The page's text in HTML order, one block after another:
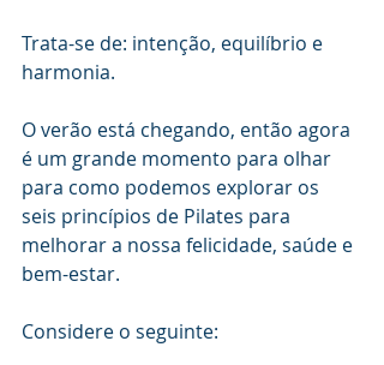
Trata-se de: intenção, equilíbrio e
harmonia.
O verão está chegando, então agora
é um grande momento para olhar
para como podemos explorar os
seis princípios de Pilates para
melhorar a nossa felicidade, saúde e
bem-estar.
Considere o seguinte: